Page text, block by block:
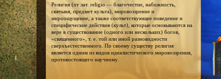
Религия (от лат. religio — благочестие, набожность,
святыня, предмет культа), мировоззрение и
мироощущение, а также соответствующее поведение и
специфические действия (культ), которые основываются на
вере в существование (одного или нескольких) богов,
«священного», т. е. той или иной разновидности
сверхъестественного. По своему существу религия
является одним из видов идеалистического мировоззрения,
противостоящего научному.